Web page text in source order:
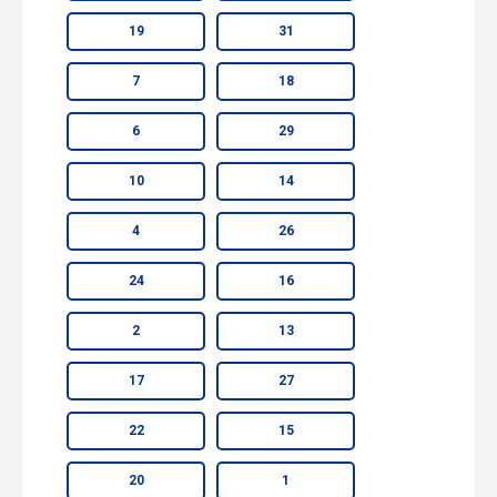
19 31
7 18
6 29
10 14
4 26
24 16
2 13
17 27
22 15
20 1